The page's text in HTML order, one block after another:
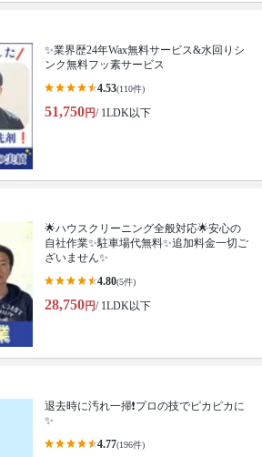
✨業界歴24年Wax無料サービス&水回りシ
ンク無料フッ素サービス
4.53(110件)
51,750円/ 1LDK以下
🌟ハウスクリーニング全般対応🌟安心の
自社作業✨️駐車場代無料✨️追加料金一切ご
ざいません✨
4.80(5件)
28,750円/ 1LDK以下
退去時に汚れ一掃❗️プロの技でピカピカに
✨
4.77(196件)